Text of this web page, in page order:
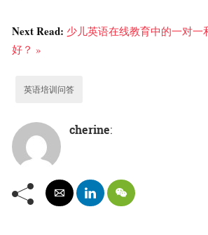
Next Read: 少儿英语在线教育中的一对一
好？ »
英语培训问答
cherine: